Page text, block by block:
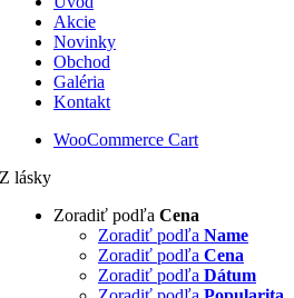
Akcie
Novinky
Obchod
Galéria
Kontakt
WooCommerce Cart
Z lásky
Zoradiť podľa Cena
Zoradiť podľa Name
Zoradiť podľa Cena
Zoradiť podľa Dátum